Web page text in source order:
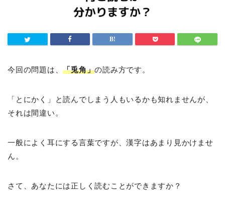
今回の問題は、「兎角」の読み方です。
「とにかく」と読んでしまう人もいるかも知れませんが、
それは間違い。
一般によく耳にする言葉ですが、漢字はあまり見かけませ
ん。
さて、あなたには正しく読むことができますか？